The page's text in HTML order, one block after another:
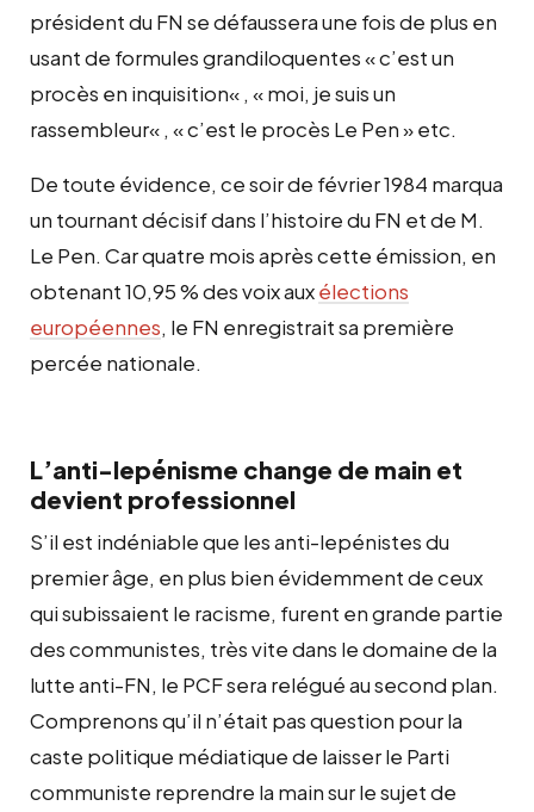
président du FN se défaussera une fois de plus en
usant de formules grandiloquentes «c’est un
procès en inquisition« , «moi, je suis un
rassembleur« , «c’est le procès Le Pen» etc.
De toute évidence, ce soir de février 1984 marqua
un tournant décisif dans l’histoire du FN et de M.
Le Pen. Car quatre mois après cette émission, en
obtenant 10,95 % des voix auxélections
européennes, le FN enregistrait sa première
percée nationale.
L’anti-lepénisme change de main et
devient professionnel
S’il est indéniable que les anti-lepénistes du
premier âge, en plus bien évidemment de ceux
qui subissaient le racisme, furent en grande partie
des communistes, très vite dans le domaine de la
lutte anti-FN, le PCF sera relégué au second plan.
Comprenons qu’il n’était pas question pour la
caste politique médiatique de laisser le Parti
communiste reprendre la main sur le sujet de